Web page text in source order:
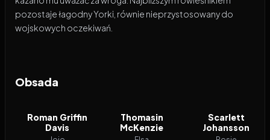
pozostaje łagodny Yorki, równie nieprzystosowany do
wojskowych oczekiwań.
Obsada
Roman Griffin
Davis
Thomasin
McKenzie
Scarlett
Johansson